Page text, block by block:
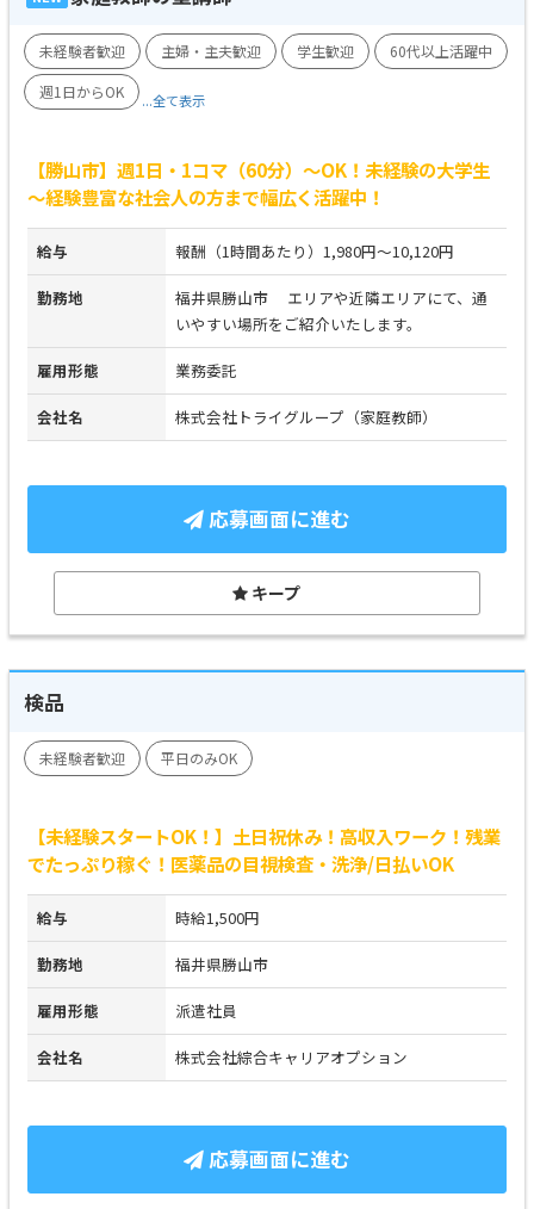
未経験者歓迎 主婦・主夫歓迎 学生歓迎
60代以上活躍中
週1日からOK
...全て表示
【勝山市】週1日・1コマ（60分）～OK！未経験の大学生
～経験豊富な社会人の方まで幅広く活躍中！
給与 報酬（1時間あたり）1,980円～10,120円
勤務地
福井県勝山市 エリアや近隣エリアにて、通
いやすい場所をご紹介いたします。
雇用形態 業務委託
会社名 株式会社トライグループ（家庭教師）
応募画面に進む
キープ
検品
未経験者歓迎 平日のみOK
【未経験スタートOK！】土日祝休み！高収入ワーク！残業
でたっぷり稼ぐ！医薬品の目視検査・洗浄/日払いOK
給与 時給1,500円
勤務地 福井県勝山市
雇用形態 派遣社員
会社名 株式会社綜合キャリアオプション
応募画面に進む